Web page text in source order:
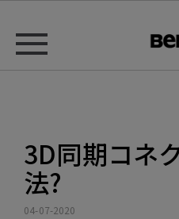
3D同期コネ
法?
04-07-2020